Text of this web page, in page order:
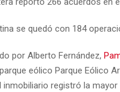
se quedó con 184
por Alberto Fernández,
eólico Parque Eólico
registró la